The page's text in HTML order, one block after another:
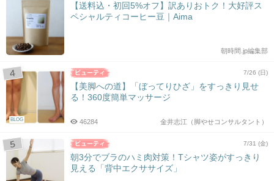
【送料込・初回5%オフ】訳ありおトク！大好評ス
ペシャルティコーヒー豆｜Aima
朝時間.jp編集部
BLOG
7/26 (日)
【美脚への道】「ぼってりひざ」をすっきり見せ
る！360度簡単マッサージ
金井志江（脚やせコンサルタント）
46284
7/31 (金)
朝3分でブラのハミ肉対策！Tシャツ姿がすっきり
見える「背中エクササイズ」